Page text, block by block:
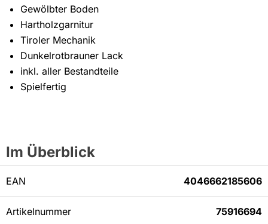
Gewölbter Boden
Hartholzgarnitur
Tiroler Mechanik
Dunkelrotbrauner Lack
inkl. aller Bestandteile
Spielfertig
Im Überblick
EAN 4046662185606
Artikelnummer 75916694